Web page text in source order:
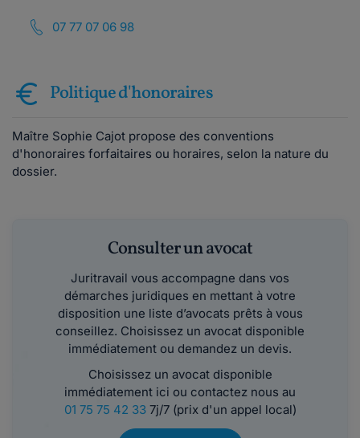
07 77 07 06 98
Politique d'honoraires
Maître Sophie Cajot propose des conventions
d'honoraires forfaitaires ou horaires, selon la nature du
dossier.
Consulter un avocat
Juritravail vous accompagne dans vos
démarches juridiques en mettant à votre
disposition une liste d’avocats prêts à vous
conseillez. Choisissez un avocat disponible
immédiatement ou demandez un devis.
Choisissez un avocat disponible
immédiatement ici ou contactez nous au
01 75 75 42 337j/7 (prix d'un appel local)